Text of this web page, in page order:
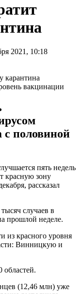
2021, 10:18
вакцинации
с половиной
пять недель
красную зону
рассказал
случаев в
прошлой неделе.
из красного уровня
Винницкую и
областей.
(12,46 млн) уже